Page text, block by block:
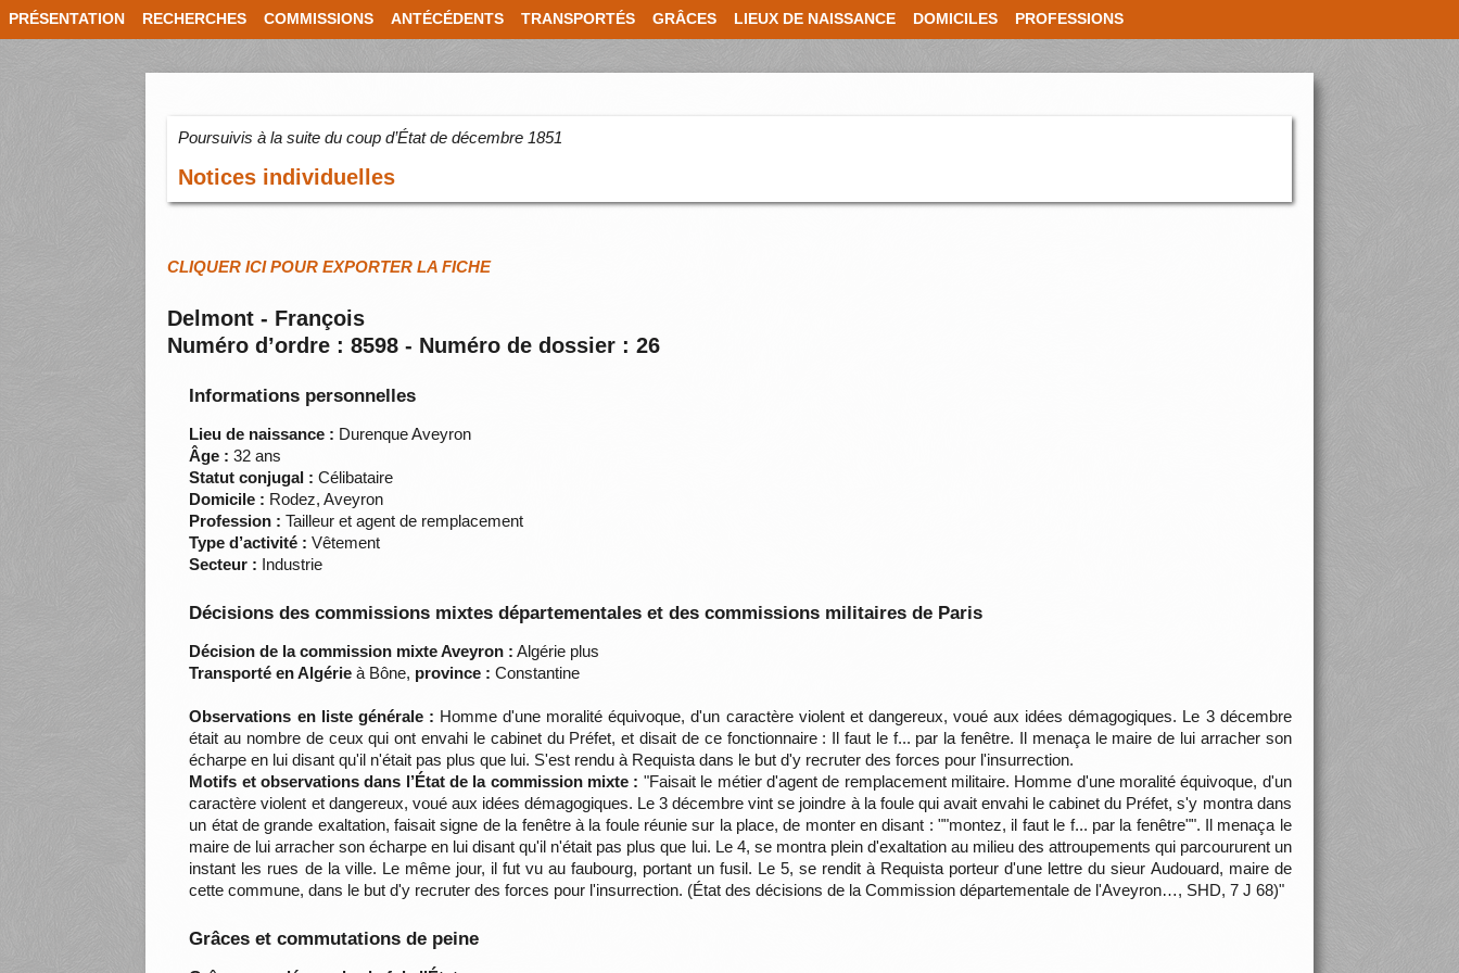
PRÉSENTATION RECHERCHES COMMISSIONS ANTÉCÉDENTS TRANSPORTÉS GRÂCES LIEUX DE NAISSANCE DOMICILES PROFESSIONS
Poursuivis à la suite du coup d’État de décembre 1851
Notices individuelles
CLIQUER ICI POUR EXPORTER LA FICHE
Delmont - François
Numéro d’ordre : 8598 - Numéro de dossier : 26
Informations personnelles
Lieu de naissance : Durenque Aveyron
Âge : 32 ans
Statut conjugal : Célibataire
Domicile : Rodez, Aveyron
Profession : Tailleur et agent de remplacement
Type d’activité : Vêtement
Secteur : Industrie
Décisions des commissions mixtes départementales et des commissions militaires de Paris
Décision de la commission mixte Aveyron : Algérie plus
Transporté en Algérie à Bône, province : Constantine
Observations en liste générale : Homme d'une moralité équivoque, d'un caractère violent et dangereux, voué aux idées démagogiques. Le 3 décembre
était au nombre de ceux qui ont envahi le cabinet du Préfet, et disait de ce fonctionnaire : Il faut le f... par la fenêtre. Il menaça le maire de lui arracher son
écharpe en lui disant qu'il n'était pas plus que lui. S'est rendu à Requista dans le but d'y recruter des forces pour l'insurrection.
Motifs et observations dans l’État de la commission mixte : "Faisait le métier d'agent de remplacement militaire. Homme d'une moralité équivoque, d'un
caractère violent et dangereux, voué aux idées démagogiques. Le 3 décembre vint se joindre à la foule qui avait envahi le cabinet du Préfet, s'y montra dans
un état de grande exaltation, faisait signe de la fenêtre à la foule réunie sur la place, de monter en disant : ""montez, il faut le f... par la fenêtre"". Il menaça le
maire de lui arracher son écharpe en lui disant qu'il n'était pas plus que lui. Le 4, se montra plein d'exaltation au milieu des attroupements qui parcoururent un
instant les rues de la ville. Le même jour, il fut vu au faubourg, portant un fusil. Le 5, se rendit à Requista porteur d'une lettre du sieur Audouard, maire de
cette commune, dans le but d'y recruter des forces pour l'insurrection. (État des décisions de la Commission départementale de l'Aveyron…, SHD, 7 J 68)"
Grâces et commutations de peine